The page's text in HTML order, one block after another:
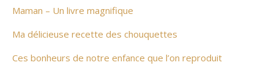
Maman – Un livre magnifique
Ma délicieuse recette des chouquettes
Ces bonheurs de notre enfance que l’on reproduit